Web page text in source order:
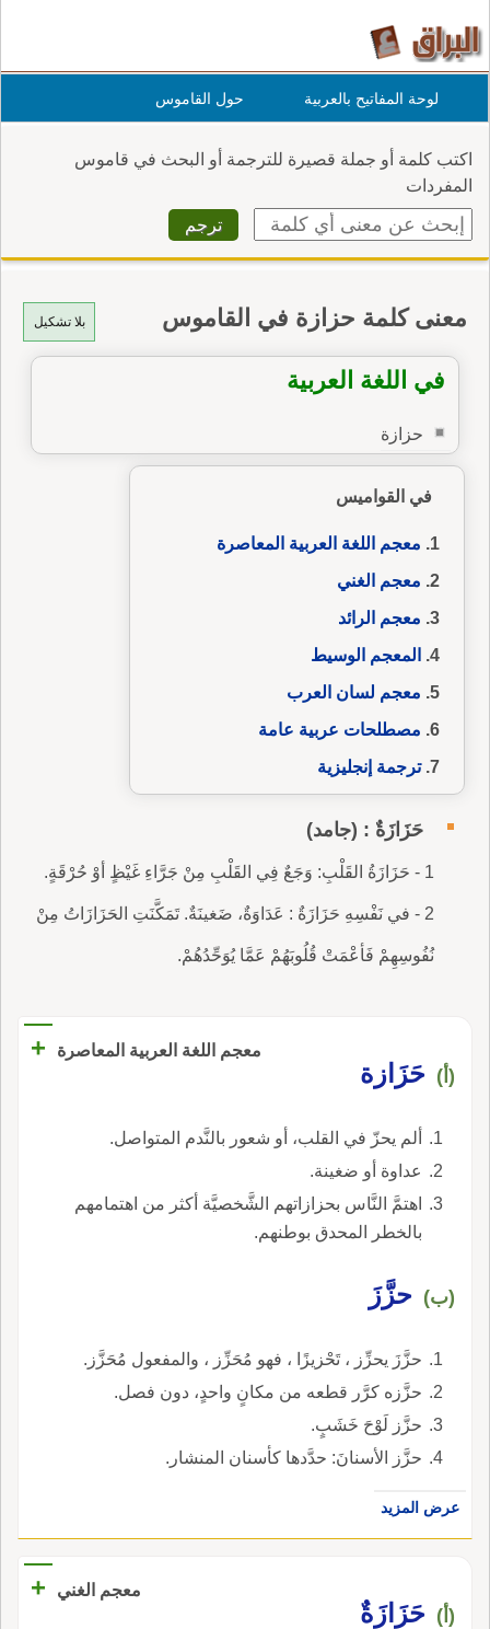
لوحة المفاتيح بالعربية حول القاموس
اكتب كلمة أو جملة قصيرة للترجمة أو البحث في قاموس
المفردات
بلا تشكيل معنى كلمة حزازة في القاموس
في اللغة العربية
حزازة
في القواميس
معجم اللغة العربية المعاصرة
معجم الغني
معجم الرائد
المعجم الوسيط
معجم لسان العرب
مصطلحات عربية عامة
ترجمة إنجليزية
حَزَازَةٌ : (جامد)
1 - حَزَازَةُ القَلْبِ: وَجَعٌ فِي القَلْبِ مِنْ جَرَّاءِ غَيْظٍ أوْ حُرْقَةٍ.
2 - في نَفْسِهِ حَزَازَةٌ : عَدَاوَةٌ، ضَغينَةٌ. تَمَكَّنَتِ الحَزَازَاتُ مِنْ
نُفُوسِهِمْ فَأعْمَتْ قُلُوبَهُمْ عَمَّا يُوَحِّدُهُمْ.
معجم اللغة العربية المعاصرة +
(أ) حَزَازة
ألم يحزّ في القلب، أو شعور بالنَّدم المتواصل.
عداوة أو ضغينة.
اهتمَّ النَّاس بحزازاتهم الشَّخصيَّة أكثر من اهتمامهم
بالخطر المحدق بوطنهم.
(ب) حزَّزَ
حزَّزَ يحزِّز ، تَحْزيزًا ، فهو مُحَزِّز ، والمفعول مُحَزَّز.
حزَّزه كرَّر قطعه من مكانٍ واحدٍ، دون فصل.
حزَّز لَوْحَ خَشَبٍ.
حزَّز الأسنانَ: حدَّدها كأسنان المنشار.
عرض المزيد
معجم الغني +
(أ) حَزَازَةٌ